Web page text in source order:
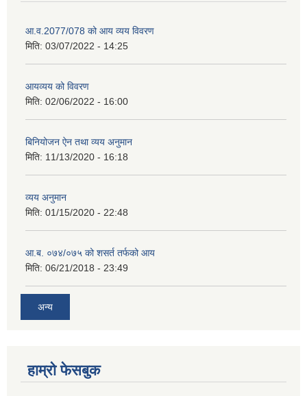
आ.व.2077/078 को आय व्यय विवरण
मिति: 03/07/2022 - 14:25
आयव्यय को विवरण
मिति: 02/06/2022 - 16:00
बिनियोजन ऐन तथा व्यय अनुमान
मिति: 11/13/2020 - 16:18
व्यय अनुमान
मिति: 01/15/2020 - 22:48
आ.ब. ०७४/०७५ को शसर्त तर्फको आय
मिति: 06/21/2018 - 23:49
अन्य
हाम्रो फेसबुक